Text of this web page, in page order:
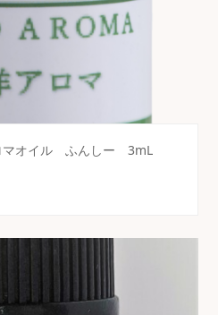
マオイル ふんしー 3mL